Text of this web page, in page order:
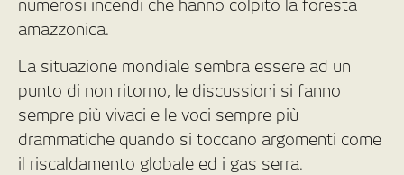
numerosi incendi che hanno colpito la foresta
amazzonica.
La situazione mondiale sembra essere ad un
punto di non ritorno, le discussioni si fanno
sempre più vivaci e le voci sempre più
drammatiche quando si toccano argomenti come
il riscaldamento globale ed i gas serra.